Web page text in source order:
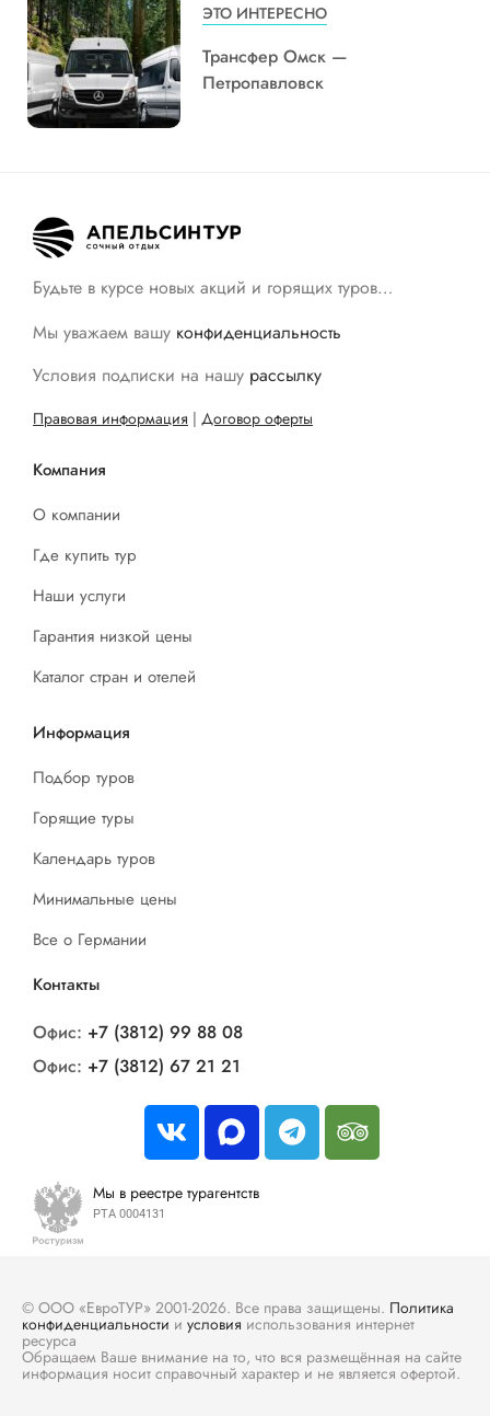
ЭТО ИНТЕРЕСНО
Трансфер Омск —
Петропавловск
Будьте в курсе новых акций и горящих туров…
Мы уважаем вашу конфиденциальность
Условия подписки на нашу рассылку
Правовая информация | Договор оферты
Компания
О компании
Где купить тур
Наши услуги
Гарантия низкой цены
Каталог стран и отелей
Информация
Подбор туров
Горящие туры
Календарь туров
Минимальные цены
Все о Германии
Контакты
Офис: +7 (3812) 99 88 08
Офис: +7 (3812) 67 21 21
Мы в реестре турагентств
РТА 0004131
© ООО «ЕвроТУР» 2001-2026. Все права защищены. Политика
конфиденциальности и условия использования интернет
ресурса
Обращаем Ваше внимание на то, что вся размещённая на сайте
информация носит справочный характер и не является офертой.